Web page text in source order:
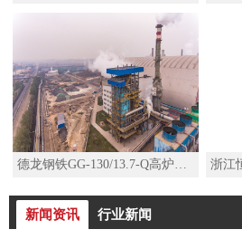
德龙钢铁GG-130/13.7-Q高炉煤气锅炉
新闻资讯 行业新闻